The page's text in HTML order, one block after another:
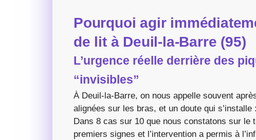
Pourquoi agir
de lit à Deuil-la-Barre (95)
L’urgence réelle derrière des
“invisibles”
À Deuil-la-Barre, on nous appelle souvent
alignées sur les bras, et un doute qui
Dans 8 cas sur 10 que nous constatons sur le
premiers signes et l’intervention a permis à